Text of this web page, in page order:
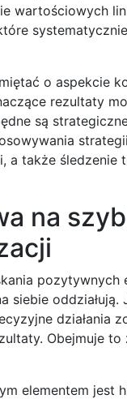
wartościowych
o aspekcie
rezultaty
są
a także śledzenie
na
pozytywnych
siebie
działania
Obejmuje
elementem jest